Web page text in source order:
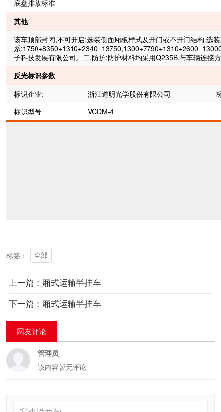
底盘排放标准
其他
该车顶部封闭,不可开启;选装侧面厢板样式及开门或不开门结构.选
系
子科技发展有限公司。二,防护:防护材料均采用Q235B,与车辆连
反光标识参数
标识企业:
浙江道明光学股份有限公司
标识型号
VCDM-4
标签： 全部
上一篇：厢式运输半挂车
下一篇：厢式运输半挂车
网友评论
管理员
该内容暂无评论